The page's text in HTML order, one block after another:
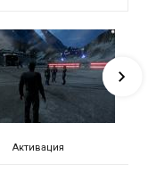
Активация